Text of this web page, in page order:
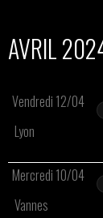
AVRIL
Vendredi 12/04
Lyon
Mercredi 10/04
Vannes